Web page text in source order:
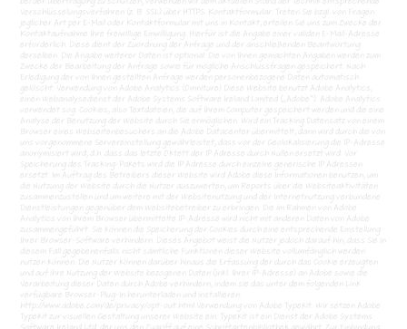
Verschlüsselungsverfahren (z. B. SSL) über HTTPS. Kontaktformular: Treten Sie bzgl. von Fragen
jeglicher Art per E-Mail oder Kontaktformular mit uns in Kontakt, erteilen Sie uns zum Zwecke der
Kontaktaufnahme Ihre freiwillige Einwilligung. Hierfür ist die Angabe einer validen E-Mail-Adresse
erforderlich. Diese dient der Zuordnung der Anfrage und der anschließenden Beantwortung
derselben. Die Angabe weiterer Daten ist optional. Die von Ihnen gemachten Angaben werden zum
Zwecke der Bearbeitung der Anfrage sowie für mögliche Anschlussfragen gespeichert. Nach
Erledigung der von Ihnen gestellten Anfrage werden personenbezogene Daten automatisch
gelöscht. Verwendung von Adobe Analytics (Omniture) Diese Website benutzt Adobe Analytics,
einen Webanalysedienst der Adobe Systems Software Ireland Limited („Adobe“). Adobe Analytics
verwendet sog. Cookies, also Textdateien, die auf Ihrem Computer gespeichert werden und die eine
Analyse der Benutzung der Website durch Sie ermöglichen. Wird ein Tracking Datensatz von einem
Browser eines Webseitenbesuchers an die Adobe Datacenter übermittelt, dann wird durch die von
uns vorgenommene Servereinstellung gewährleistet, dass vor der Geolokalisierung die IP-Adresse
anonymisiert wird, d.h. dass das letzte Oktett der IP Adresse durch Nullen ersetzt wird. Vor
Speicherung des Tracking-Pakets wird die IP Adresse durch einzelne generische IP Adressen
ersetzt. Im Auftrag des Betreibers dieser Website wird Adobe diese Informationen benutzen, um
die Nutzung der Website durch die Nutzer auszuwerten, um Reports über die Websiteaktivitäten
zusammenzustellen und um weitere mit der Websitenutzung und der Internetnutzung verbundene
Dienstleistungen gegenüber dem Websitebetreiber zu erbringen. Die im Rahmen von Adobe
Analytics von Ihrem Browser übermittelte IP-Adresse wird nicht mit anderen Daten von Adobe
zusammengeführt. Sie können die Speicherung der Cookies durch eine entsprechende Einstellung
Ihrer Browser-Software verhindern. Dieses Angebot weist die Nutzer jedoch darauf hin, dass Sie in
diesem Fall gegebenenfalls nicht sämtliche Funktionen dieser Website vollumfänglich werden
nutzen können. Die Nutzer können darüber hinaus die Erfassung der durch das Cookie erzeugten
und auf ihre Nutzung der Website bezogenen Daten (inkl. Ihrer IP-Adresse) an Adobe sowie die
Verarbeitung dieser Daten durch Adobe verhindern, indem sie das unter dem folgenden Link
verfügbare Browser-Plug-In herunterladen und installieren:
http://www.adobe.com/de/privacy/opt-out.html Verwendung von Adobe Typekit. Wir setzen Adobe
Typekit zur visuellen Gestaltung unserer Website ein. Typekit ist ein Dienst der Adobe Systems